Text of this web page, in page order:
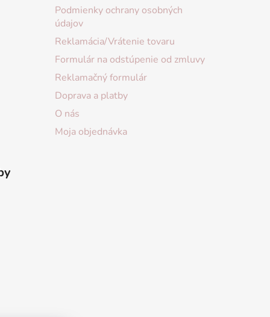
Podmienky ochrany osobných
údajov
Reklamácia/Vrátenie tovaru
Formulár na odstúpenie od zmluvy
Reklamačný formulár
Doprava a platby
O nás
Moja objednávka